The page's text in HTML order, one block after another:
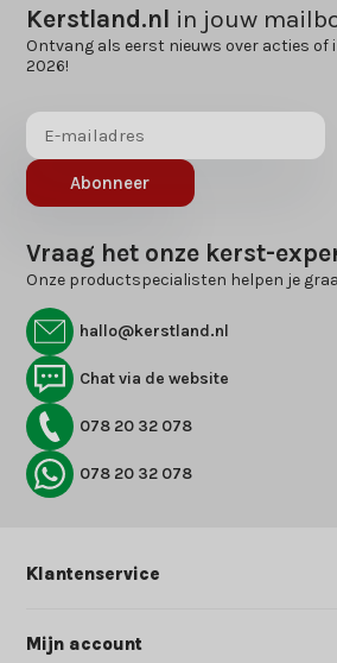
Kerstland.nl in jouw
Ontvang als eerst nieuws over acties
2026!
Abonneer
Vraag het onze kerst-
Onze productspecialisten helpen je
hallo@kerstland.nl
Chat via de website
078 20 32 078
078 20 32 078
Klantenservice
Mijn account